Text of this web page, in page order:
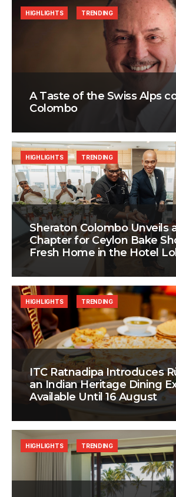
A Taste of the Swiss Alps
Colombo
HIGHLIGHTS TRENDING
Sheraton Colombo Unveils
Chapter for Ceylon Bake
Fresh Home in the Hotel
HIGHLIGHTS TRENDING
ITC Ratnadipa Introduces
an Indian Heritage Dining
Available Until 16 August
HIGHLIGHTS TRENDING
HIGHLIGHTS TRENDING